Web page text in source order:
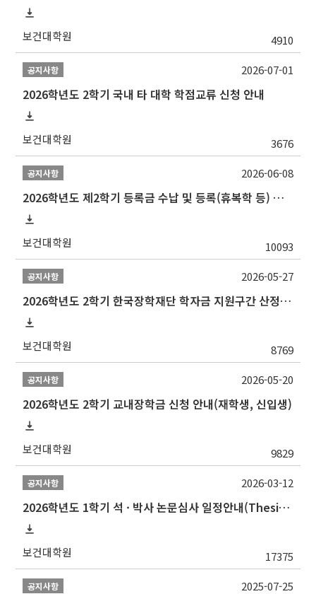
보건대학원 4910
공지사항
2026학년도 2학기 국내 타 대학 학점교류 신청 안내
보건대학원 3676
2026-07-01
공지사항
2026학년도 제2학기 등록금 수납 및 등록(휴복학 등) 일정 안내
보건대학원 10093
2026-06-08
공지사항
2026학년도 2학기 한국장학재단 학자금 지원구간 산정 신청 안내
보건대학원 8769
2026-05-27
공지사항
2026학년도 2학기 교내장학금 신청 안내(재학생, 신입생)
보건대학원 9829
2026-05-20
공지사항
2026학년도 1학기 석 · 박사 논문심사 일정안내(Thesis Defense Schedules)
보건대학원 17375
2026-03-12
공지사항 2025-07-25